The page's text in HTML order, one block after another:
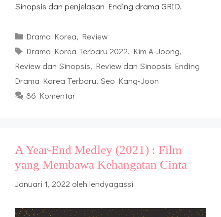
Sinopsis dan penjelasan Ending drama GRID.
Kategori
Drama Korea, Review
Tag
Drama Korea Terbaru 2022, Kim A-Joong,
Review dan Sinopsis, Review dan Sinopsis Ending
Drama Korea Terbaru, Seo Kang-Joon
86 Komentar
A Year-End Medley (2021) : Film
yang Membawa Kehangatan Cinta
Januari 1, 2022 oleh lendyagassi